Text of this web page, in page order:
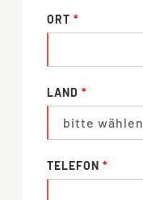
ORT *
LAND *
bitte wählen
TELEFON *